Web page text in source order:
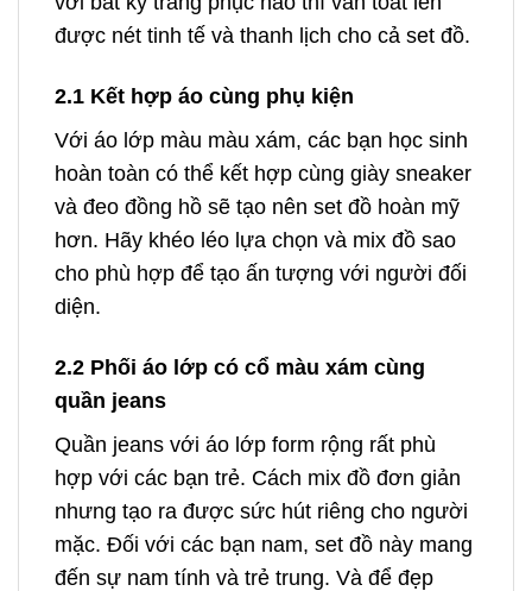
được nét tinh tế và thanh lịch cho cả set đồ.
2.1 Kết hợp áo cùng phụ kiện
Với áo lớp màu màu xám, các bạn học sinh
hoàn toàn có thể kết hợp cùng giày sneaker
và đeo đồng hồ sẽ tạo nên set đồ hoàn mỹ
hơn. Hãy khéo léo lựa chọn và mix đồ sao
cho phù hợp để tạo ấn tượng với người đối
diện.
2.2 Phối áo lớp có cổ màu xám cùng
quần jeans
Quần jeans với áo lớp form rộng rất phù
hợp với các bạn trẻ. Cách mix đồ đơn giản
nhưng tạo ra được sức hút riêng cho người
mặc. Đối với các bạn nam, set đồ này mang
đến sự nam tính và trẻ trung. Và để đẹp